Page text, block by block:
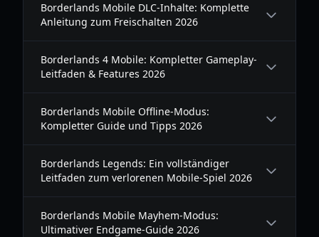
Borderlands Mobile DLC-Inhalte: Komplette
Anleitung zum Freischalten 2026
Borderlands 4 Mobile: Kompletter Gameplay-
Leitfaden & Features 2026
Borderlands Mobile Offline-Modus:
Kompletter Guide und Tipps 2026
Borderlands Legends: Ein vollständiger
Leitfaden zum verlorenen Mobile-Spiel 2026
Borderlands Mobile Mayhem-Modus:
Ultimativer Endgame-Guide 2026